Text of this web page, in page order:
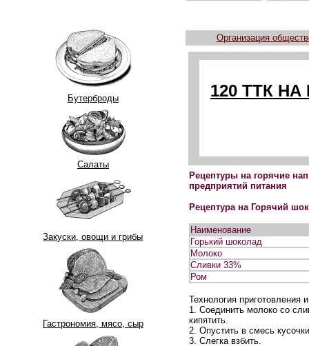
Бутерброды
Салаты
Закуски, овощи и грибы
Гастрономия, мясо, сыр
Организация
120 ТТК
Рецептуры на горячие
предприятий питания
Рецептура на Горячий
Наименование
Горький шоколад
Молоко
Сливки 33%
Ром
Технология приготовления
1. Соединить молоко со
кипятить.
2. Опустить в смесь
3. Слегка взбить.